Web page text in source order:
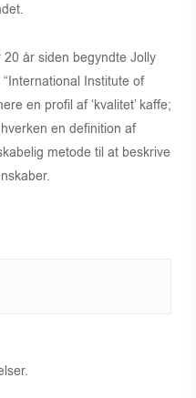
år siden begyndte Jolly
Institute of
en profil af ‘kvalitet’ kaffe;
en definition af
metode til at beskrive